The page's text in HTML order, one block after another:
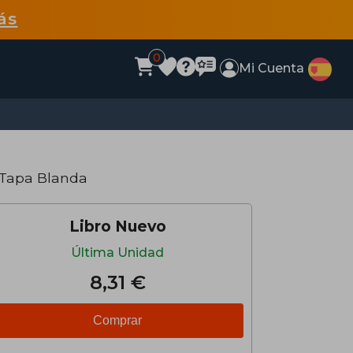
0
Mi Cuenta
Blanda
Libro Nuevo
Última Unidad
8,31 €
Comprar